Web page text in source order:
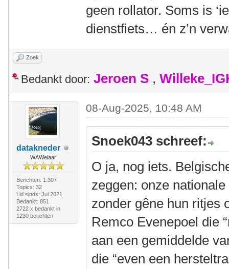
geen rollator. Soms is
dienstfiets… én z’n
Zoek
Bedankt door: Jeroen S ,
datakneder
WAWelaar
Berichten: 1.307
Topics: 32
Lid sinds: Jul 2021
Bedankt: 851
2722 x bedankt in
1230 berichten
08-Aug-2025, 10:48 AM
Snoek043 schreef:
O ja, nog iets.
zeggen: onze
zonder gêne hun ritjes
Remco Evenepoel die
aan een gemiddelde
die “even een